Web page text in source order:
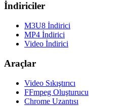
İndiriciler
M3U8 İndirici
MP4 İndirici
Video İndirici
Araçlar
Video Sıkıştırıcı
FFmpeg Oluşturucu
Chrome Uzantısı